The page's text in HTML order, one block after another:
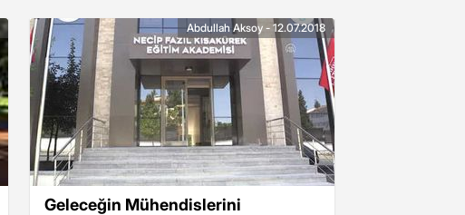
Geleceğin Mühendislerini
Abdullah Aksoy - 12.07.2018